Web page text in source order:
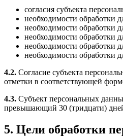
согласия субъекта
необходимости обработки
необходимости обработки
необходимости обработки
необходимости обработки
необходимости обработки
4.2. Согласие субъекта
отметки в соответствующей
4.3. Субъект персональных
превышающий 30 (тридцати)
5. Цели обработки